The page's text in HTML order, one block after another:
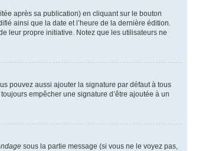
après sa publication) en cliquant sur le bouton
ainsi que la date et l’heure de la dernière édition.
leur propre initiative. Notez que les utilisateurs ne
pouvez aussi ajouter la signature par défaut à tous
empêcher une signature d’être ajoutée à un
sous la partie message (si vous ne le voyez pas,